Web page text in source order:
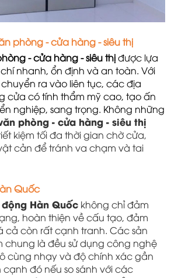
phòng - cửa hàng - siêu thị
- cửa hàng - siêu thị được lựa
nhanh, ổn định và an toàn. Với
ra vào liên tục, các địa
cửa có tính thẩm mỹ cao, tạo ấn
nghiệp, sang trọng. Không những
phòng - cửa hàng - siêu thị
kiệm tối đa thời gian chờ cửa,
cản để tránh va chạm và tai
Quốc
Hàn Quốc không chỉ đảm
hoàn thiện về cấu tạo, đảm
cả còn rất cạnh tranh. Các sản
chung là đều sử dụng công nghệ
cùng nhạy và độ chính xác gần
cạnh đó nếu so sánh với các